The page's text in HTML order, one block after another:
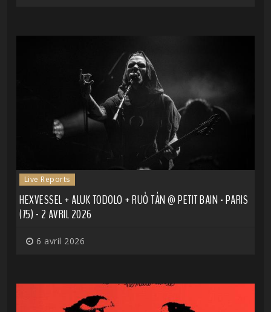
Live Reports
HEXVESSEL + ALUK TODOLO + RUÒ TÁN @ PETIT BAIN - PARIS
(75) - 2 AVRIL 2026
6 avril 2026